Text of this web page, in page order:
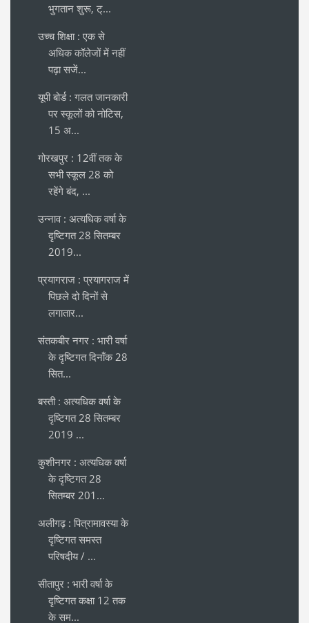
भुगतान शुरू, ट्...
उच्च शिक्षा : एक से
अधिक कॉलेजों में नहीं
पढ़ा सजें...
यूपी बोर्ड : गलत जानकारी
पर स्कूलों को नोटिस,
15 अ...
गोरखपुर : 12वीं तक के
सभी स्कूल 28 को
रहेंगे बंद, ...
उन्नाव : अत्यधिक वर्षा के
दृष्टिगत 28 सितम्बर
2019...
प्रयागराज : प्रयागराज में
पिछले दो दिनों से
लगातार...
संतकबीर नगर : भारी वर्षा
के दृष्टिगत दिनाँक 28
सित...
बस्ती : अत्यधिक वर्षा के
दृष्टिगत 28 सितम्बर
2019 ...
कुशीनगर : अत्यधिक वर्षा
के दृष्टिगत 28
सितम्बर 201...
अलीगढ़ : पित्रामावस्या के
दृष्टिगत समस्त
परिषदीय / ...
सीतापुर : भारी वर्षा के
दृष्टिगत कक्षा 12 तक
के सम...